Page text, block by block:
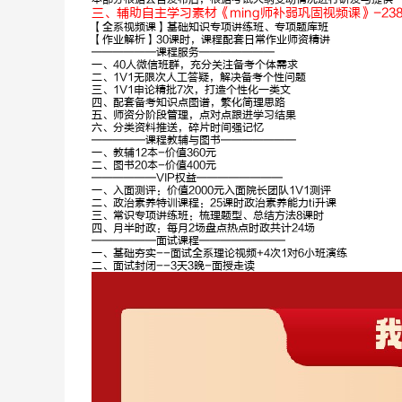
三、辅助自主学习素材《ming师补弱巩固视频课》-
【全系视频课】基础知识专项讲练班、专项题库班
【作业解析】30课时，课程配套日常作业师资精讲
——————课程服务———————
一、40人微信班群，充分关注备考个体需求
二、1V1无限次人工答疑，解决备考个性问题
三、1V1申论精批7次，打造个性化一类文
四、配套备考知识点图谱，繁化简理思路
五、师资分阶段管理，点对点跟进学习结果
六、分类资料推送，碎片时间强记忆
—————课程教辅与图书———————
一、教辅12本-价值360元
二、图书20本-价值400元
——————VIP权益————————
一、入面测评：价值2000元入面院长团队1V1测评
二、政治素养特训课程：25课时政治素养能力ti升课
三、常识专项讲练班：梳理题型、总结方法8课时
四、月半时政：每月2场盘点热点时政共计24场
——————面试课程————————
一、基础夯实--面试全系理论视频+4次1对6小班演练
二、面试封闭--3天3晚-面授走读